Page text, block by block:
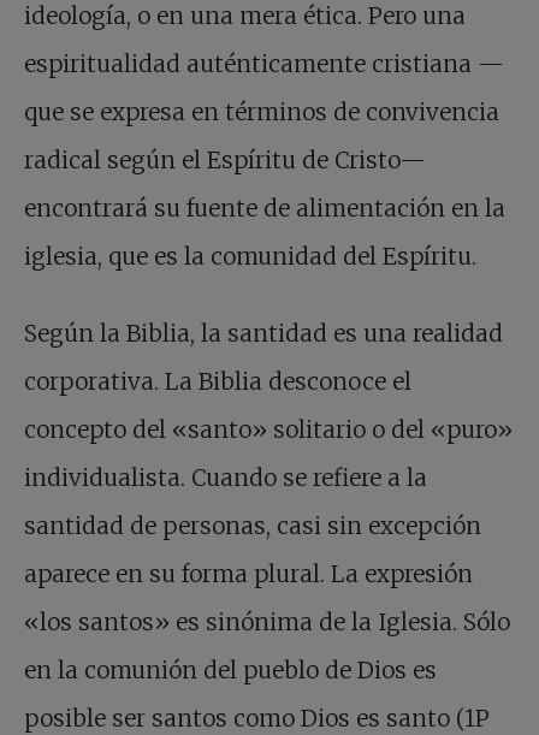
ideología, o en una mera ética. Pero una
espiritualidad auténticamente cristiana —
que se expresa en términos de convivencia
radical según el Espíritu de Cristo—
encontrará su fuente de alimentación en la
iglesia, que es la comunidad del Espíritu.
Según la Biblia, la santidad es una realidad
corporativa. La Biblia desconoce el
concepto del «santo» solitario o del «puro»
individualista. Cuando se refiere a la
santidad de personas, casi sin excepción
aparece en su forma plural. La expresión
«los santos» es sinónima de la Iglesia. Sólo
en la comunión del pueblo de Dios es
posible ser santos como Dios es santo (1P